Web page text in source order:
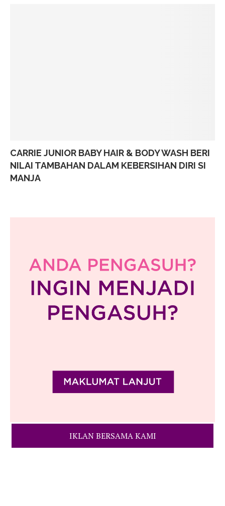
CARRIE JUNIOR BABY HAIR & BODY WASH BERI
NILAI TAMBAHAN DALAM KEBERSIHAN DIRI SI
MANJA
IKLAN BERSAMA KAMI